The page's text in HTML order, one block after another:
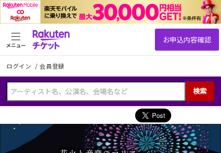
ログイン /会員登録
検索
メニュー